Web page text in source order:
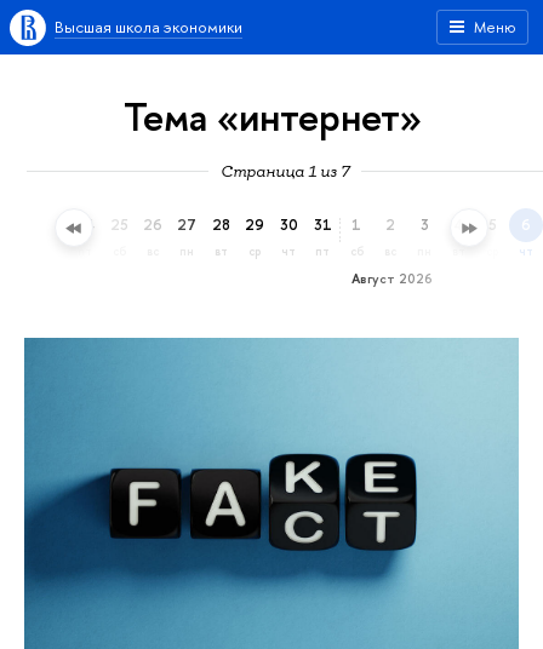
Меню
Высшая школа экономики
Тема «интернет»
Страница 1 из 7
24 25 26 27
пн
28
вт
29
ср
30
чт
31
пт
Август 2026
1
сб
2 3 4 5 6
чт